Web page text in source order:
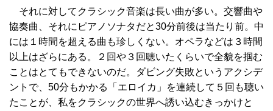
それに対してクラシック音楽は長い曲が多い。交響曲や
協奏曲、それにピアノソナタだと30分前後は当たり前。中
には１時間を超える曲も珍しくない。オペラなどは３時間
以上はざらにある。２回や３回聴いたくらいで全貌を掴む
ことはとてもできないのだ。ダビング失敗というアクシデ
ントで、50分もかかる「エロイカ」を連続して５回も聴い
たことが、私をクラシックの世界へ誘い込むきっかけと